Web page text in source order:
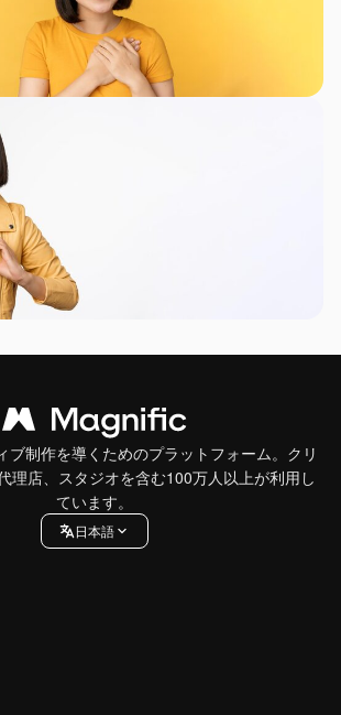
ブ制作を導くためのプラットフォーム。クリ
理店、スタジオを含む100万人以上が利用し
ています。
日本語